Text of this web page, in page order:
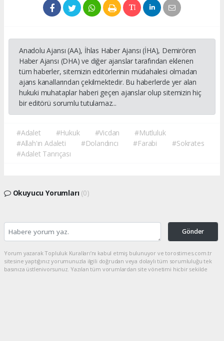
Anadolu Ajansı (AA), İhlas Haber Ajansı (İHA), Demirören
Haber Ajansı (DHA) ve diğer ajanslar tarafından eklenen
tüm haberler, sitemizin editörlerinin müdahalesi olmadan
ajans kanallarından çekilmektedir. Bu haberlerde yer alan
hukuki muhataplar haberi geçen ajanslar olup sitemizin hiç
bir editörü sorumlu tutulamaz...
#Adalet #Hukuk #Vicdan
#Mutluluk
#Allah'ın Adaleti
#Dolandırıcı #Farabi
#Sokrates
#Adalet Tanrıçası
Okuyucu Yorumları (0)
Gönder
Yorum yazarak Topluluk Kuralları’nı kabul etmiş bulunuyor ve torostimes.com.tr
sitesine yaptığınız yorumunuzla ilgili doğrudan veya dolaylı tüm sorumluluğu tek
başınıza üstleniyorsunuz. Yazılan tüm yorumlardan site yönetimi hiçbir şekilde